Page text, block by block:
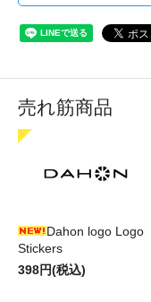
売れ筋商品
Dahon logo Logo
Stickers
398円(税込)